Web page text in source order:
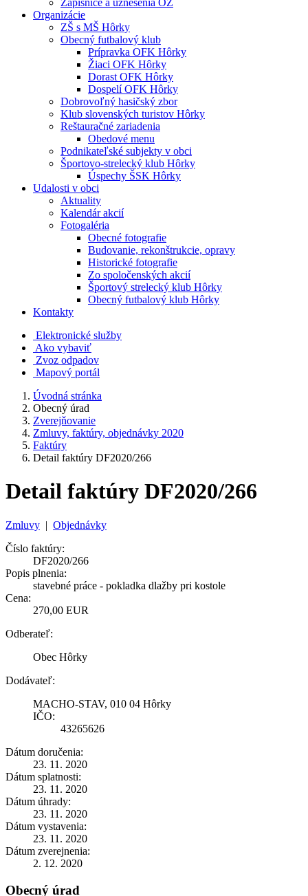
Zápisnice a uznesenia OZ
Organizácie
ZŠ s MŠ Hôrky
Obecný futbalový klub
Prípravka OFK Hôrky
Žiaci OFK Hôrky
Dorast OFK Hôrky
Dospelí OFK Hôrky
Dobrovoľný hasičský zbor
Klub slovenských turistov Hôrky
Reštauračné zariadenia
Obedové menu
Podnikateľské subjekty v obci
Športovo-strelecký klub Hôrky
Úspechy ŠSK Hôrky
Udalosti v obci
Aktuality
Kalendár akcií
Fotogaléria
Obecné fotografie
Budovanie, rekonštrukcie, opravy
Historické fotografie
Zo spoločenských akcií
Športový strelecký klub Hôrky
Obecný futbalový klub Hôrky
Kontakty
Elektronické služby
Ako vybaviť
Zvoz odpadov
Mapový portál
Úvodná stránka
Obecný úrad
Zverejňovanie
Zmluvy, faktúry, objednávky 2020
Faktúry
Detail faktúry DF2020/266
Detail faktúry DF2020/266
Zmluvy | Objednávky
Číslo faktúry:
DF2020/266
Popis plnenia:
stavebné práce - pokladka dlažby pri kostole
Cena:
270,00 EUR
Odberateľ:
Obec Hôrky
Dodávateľ:
MACHO-STAV, 010 04 Hôrky
IČO:
43265626
Dátum doručenia:
23. 11. 2020
Dátum splatnosti:
23. 11. 2020
Dátum úhrady:
23. 11. 2020
Dátum vystavenia:
23. 11. 2020
Dátum zverejnenia:
2. 12. 2020
Obecný úrad